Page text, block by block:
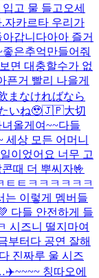
고 물 들고오세
자카르타 우리가
갑니다아아 즐거
은추억만들어줘
면 대충할수가 없
거 빨리 나을게
まなければなら
いね🥹🇯🇵大切
올게여~~다들
세상 모든 어머니
이었어요 너무 고
때 더 뿌씨자🤟
ㅌㅌㅋㅋㅋㅋㅋㅋ
는 이렇게 멤버들
다들 안전하게 들
시즈니 떨지마여
부터다 공연 잘해
진짜루 울 시즈
✈️~~~~ 칭따오에